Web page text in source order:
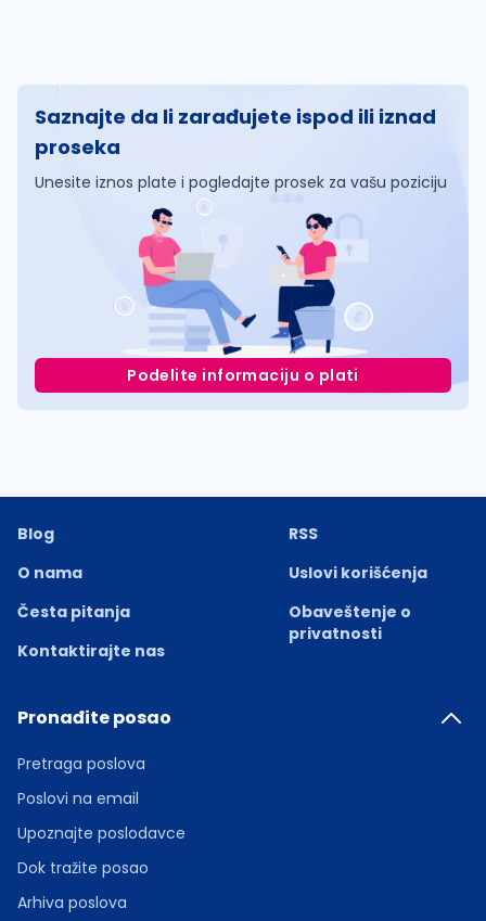
Saznajte da li zarađujete ispod ili iznad
proseka
Unesite iznos plate i pogledajte prosek za vašu poziciju
Podelite informaciju o plati
Blog
O nama
Česta pitanja
Kontaktirajte nas
RSS
Uslovi korišćenja
Obaveštenje o
privatnosti
Pronađite posao
Pretraga poslova
Poslovi na email
Upoznajte poslodavce
Dok tražite posao
Arhiva poslova